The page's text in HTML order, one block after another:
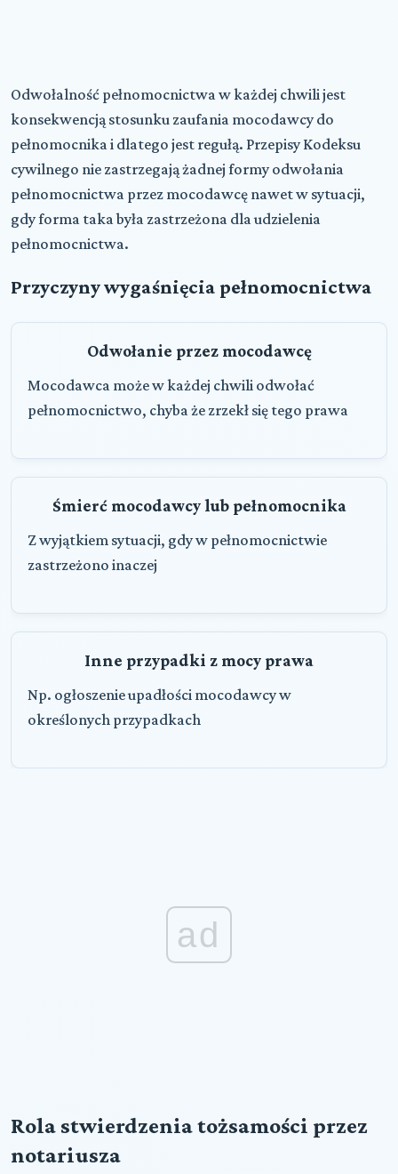
Odwołalność pełnomocnictwa w każdej chwili jest
konsekwencją stosunku zaufania mocodawcy do
pełnomocnika i dlatego jest regułą. Przepisy Kodeksu
cywilnego nie zastrzegają żadnej formy odwołania
pełnomocnictwa przez mocodawcę nawet w sytuacji,
gdy forma taka była zastrzeżona dla udzielenia
pełnomocnictwa.
Przyczyny wygaśnięcia pełnomocnictwa
Odwołanie przez mocodawcę
Mocodawca może w każdej chwili odwołać
pełnomocnictwo, chyba że zrzekł się tego prawa
Śmierć mocodawcy lub pełnomocnika
Z wyjątkiem sytuacji, gdy w pełnomocnictwie
zastrzeżono inaczej
Inne przypadki z mocy prawa
Np. ogłoszenie upadłości mocodawcy w
określonych przypadkach
ad
Rola stwierdzenia tożsamości przez
notariusza